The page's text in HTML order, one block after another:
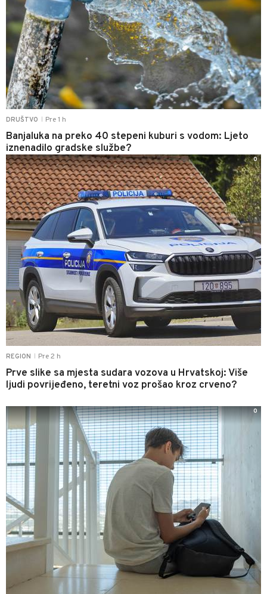
DRUŠTVO Pre 1 h
Banjaluka na preko 40 stepeni kuburi s vodom: Ljeto
iznenadilo gradske službe?
REGION Pre 2 h
Prve slike sa mjesta sudara vozova u Hrvatskoj: Više
ljudi povrijeđeno, teretni voz prošao kroz crveno?
0
0